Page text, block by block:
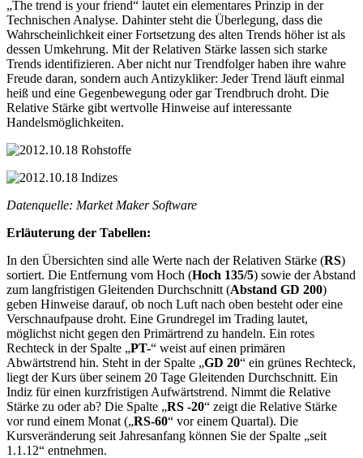
„The trend is your friend“ lautet ein elementares Prinzip in der
Technischen Analyse. Dahinter steht die Überlegung, dass die
Wahrscheinlichkeit einer Fortsetzung des alten Trends höher ist als
dessen Umkehrung. Mit der Relativen Stärke lassen sich starke
Trends identifizieren. Aber nicht nur Trendfolger haben ihre wahre
Freude daran, sondern auch Antizykliker: Jeder Trend läuft einmal
heiß und eine Gegenbewegung oder gar Trendbruch droht. Die
Relative Stärke gibt wertvolle Hinweise auf interessante
Handelsmöglichkeiten.
Datenquelle: Market Maker Software
Erläuterung der Tabellen:
In den Übersichten sind alle Werte nach der Relativen Stärke (RS)
sortiert. Die Entfernung vom Hoch (Hoch 135/5) sowie der Abstand
zum langfristigen Gleitenden Durchschnitt (Abstand GD 200)
geben Hinweise darauf, ob noch Luft nach oben besteht oder eine
Verschnaufpause droht. Eine Grundregel im Trading lautet,
möglichst nicht gegen den Primärtrend zu handeln. Ein rotes
Rechteck in der Spalte „PT-“ weist auf einen primären
Abwärtstrend hin. Steht in der Spalte „GD 20“ ein grünes Rechteck,
liegt der Kurs über seinem 20 Tage Gleitenden Durchschnitt. Ein
Indiz für einen kurzfristigen Aufwärtstrend. Nimmt die Relative
Stärke zu oder ab? Die Spalte „RS -20“ zeigt die Relative Stärke
vor rund einem Monat („RS-60“ vor einem Quartal). Die
Kursveränderung seit Jahresanfang können Sie der Spalte „seit
1.1.12“ entnehmen.